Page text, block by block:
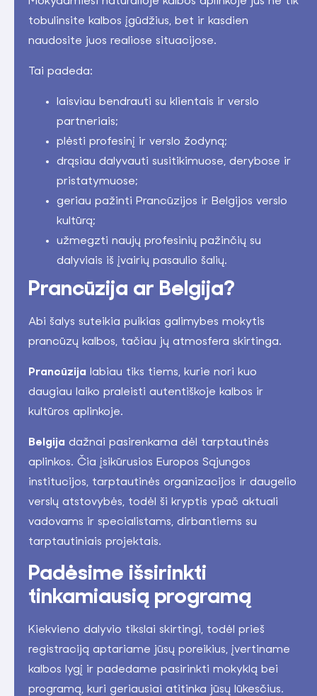
tobulinsite kalbos įgūdžius, bet ir kasdien
naudosite juos realiose situacijose.
Tai padeda:
laisviau bendrauti su klientais ir verslo
partneriais;
plėsti profesinį ir verslo žodyną;
drąsiau dalyvauti susitikimuose, derybose ir
pristatymuose;
geriau pažinti Prancūzijos ir Belgijos verslo
kultūrą;
užmegzti naujų profesinių pažinčių su
dalyviais iš įvairių pasaulio šalių.
Prancūzija ar Belgija?
Abi šalys suteikia puikias galimybes mokytis
prancūzų kalbos, tačiau jų atmosfera skirtinga.
Prancūzija labiau tiks tiems, kurie nori kuo
daugiau laiko praleisti autentiškoje kalbos ir
kultūros aplinkoje.
Belgija dažnai pasirenkama dėl tarptautinės
aplinkos. Čia įsikūrusios Europos Sąjungos
institucijos, tarptautinės organizacijos ir daugelio
verslų atstovybės, todėl ši kryptis ypač aktuali
vadovams ir specialistams, dirbantiems su
tarptautiniais projektais.
Padėsime išsirinkti
tinkamiausią programą
Kiekvieno dalyvio tikslai skirtingi, todėl prieš
registraciją aptariame jūsų poreikius, įvertiname
kalbos lygį ir padedame pasirinkti mokyklą bei
programą, kuri geriausiai atitinka jūsų lūkesčius.